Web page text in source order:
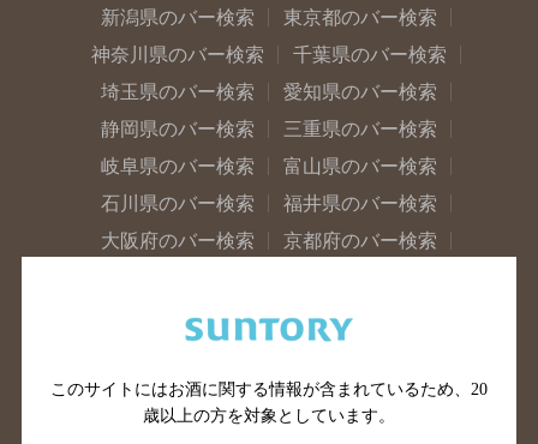
新潟県のバー検索
東京都のバー検索
神奈川県のバー検索
千葉県のバー検索
埼玉県のバー検索
愛知県のバー検索
静岡県のバー検索
三重県のバー検索
岐阜県のバー検索
富山県のバー検索
石川県のバー検索
福井県のバー検索
大阪府のバー検索
京都府のバー検索
滋賀県のバー検索
和歌山県のバー検索
山口県のバー検索
鳥取県のバー検索
島根県のバー検索
徳島県のバー検索
このサイトにはお酒に関する情報が含まれているため、 20
歳以上の方を対象としています。